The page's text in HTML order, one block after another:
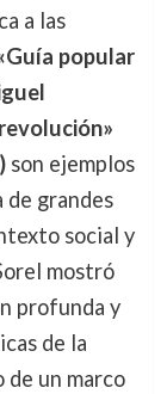
a las
popular
son ejemplos
de grandes
social y
mostró
profunda y
de la
un marco